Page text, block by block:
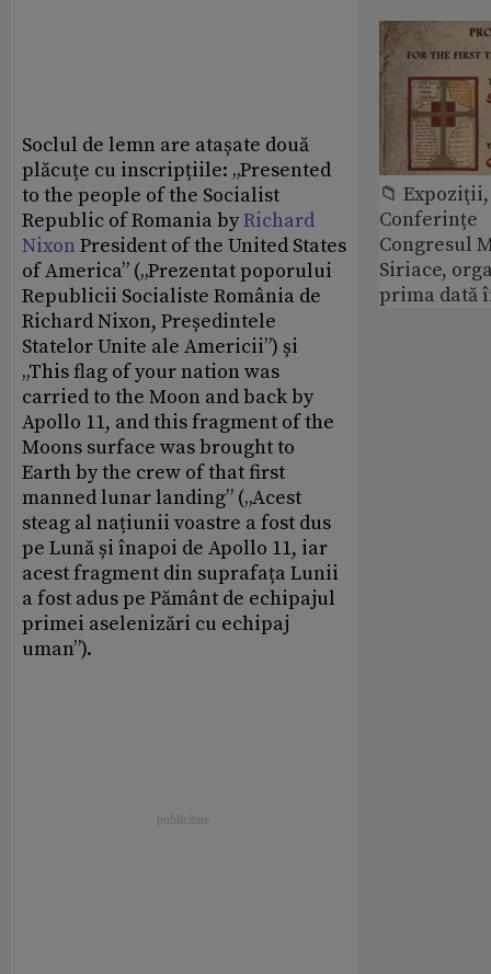
Soclul de lemn are atașate două
plăcuțe cu inscripțiile: „Presented
to the people of the Socialist
Republic of Romania byRichard
Nixon President of the United States
of America” („Prezentat poporului
Republicii Socialiste România de
Richard Nixon, Președintele
Statelor Unite ale Americii”) și
„This flag of your nation was
carried to the Moon and back by
Apollo 11, and this fragment of the
Moons surface was brought to
Earth by the crew of that first
manned lunar landing” („Acest
steag al națiunii voastre a fost dus
pe Lună și înapoi de Apollo 11, iar
acest fragment din suprafața Lunii
a fost adus pe Pământ de echipajul
primei aselenizări cu echipaj
uman”).
📁
Conferințe
Congresul
Siriace,
prima dată